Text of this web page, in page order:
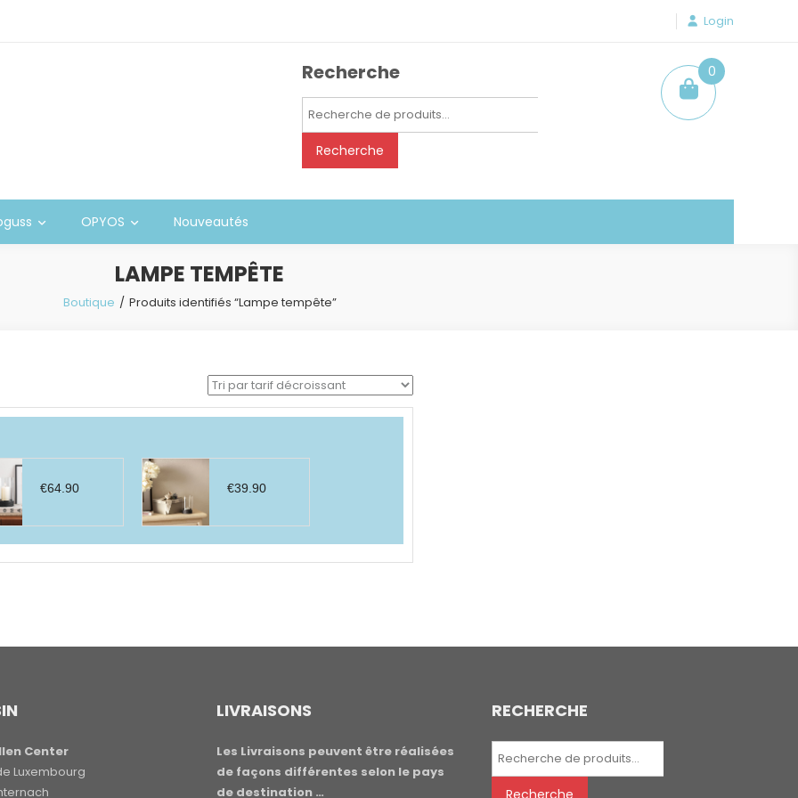
Login
Recherche
Recherche
Recherche
0
item
OPYOS Nouveautés
LAMPE TEMPÊTE
Boutique Produits identifiés “Lampe tempête”
€64.90 €39.90
Center
Luxembourg
LIVRAISONS
Les Livraisons peuvent être réalisées
de façons différentes selon le pays
de destination …
RECHERCHE
Recherche
Recherche